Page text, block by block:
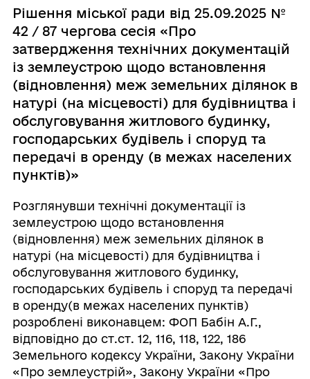
Рішення міської ради від 25.09.2025 №
42 / 87 чергова сесія «Про
затвердження технічних документацій
із землеустрою щодо встановлення
(відновлення) меж земельних ділянок в
натурі (на місцевості) для будівництва і
обслуговування житлового будинку,
господарських будівель і споруд та
передачі в оренду (в межах населених
пунктів)»
Розглянувши технічні документації із
землеустрою щодо встановлення
(відновлення) меж земельних ділянок в
натурі (на місцевості) для будівництва і
обслуговування житлового будинку,
господарських будівель і споруд та передачі
в оренду(в межах населених пунктів)
розроблені виконавцем: ФОП Бабін А.Г.,
відповідно до cт.ст. 12, 116, 118, 122, 186
Земельного кодексу України, Закону України
«Про землеустрій», Закону України «Про